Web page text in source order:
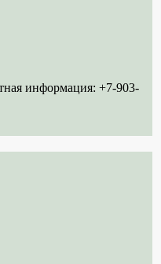
информация: +7-903-